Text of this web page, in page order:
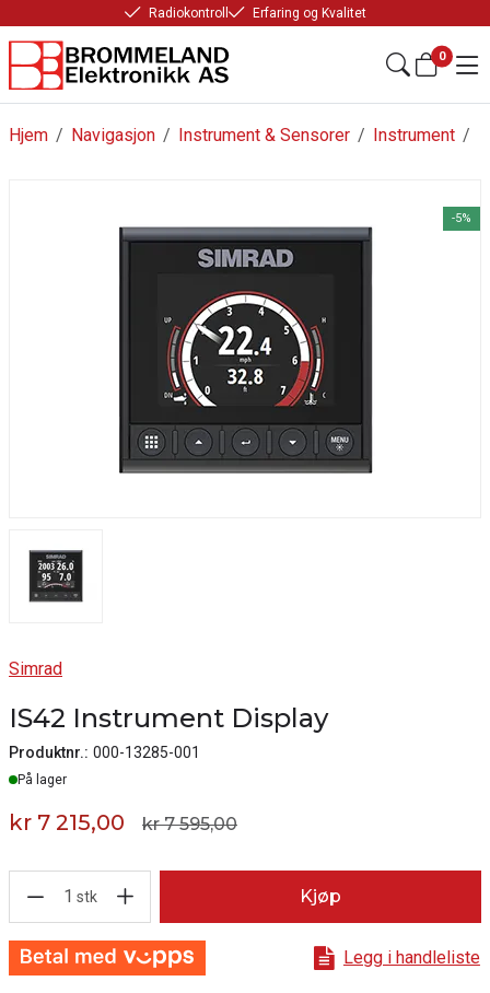
Radiokontroll Erfaring og Kvalitet
0
/
Hjem /
Navigasjon /
Instrument & Sensorer /
Instrument
-5%
Simrad
IS42 Instrument Display
Produktnr.: 000-13285-001
Lager
På lager
kr 7 215,00 kr 7 595,00
1 stk Kjøp
Legg i handleliste